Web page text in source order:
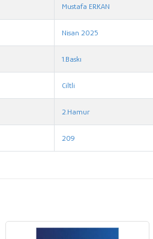
Mustafa ERKAN
Nisan 2025
1.Baskı
Ciltli
2.Hamur
209